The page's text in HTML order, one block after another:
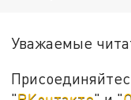
Уважаемые